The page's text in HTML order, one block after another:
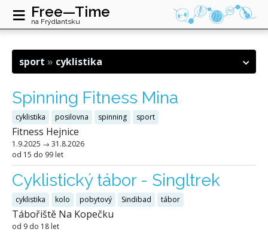
≡ Free—Time
na Frýdlantsku
sport cyklistika
Spinning Fitness Mina
cyklistika posilovna spinning sport
Fitness Hejnice
1.9.2025 → 31.8.2026
od 15 do 99 let
Cyklistický tábor - Singltrek
cyklistika kolo pobytový Sindibad tábor
Tábořiště Na Kopečku
od 9 do 18 let